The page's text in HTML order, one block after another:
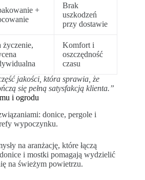
+
Brak
uszkodzeń
przy dostawie
życzenie,
Komfort i
oszczędność
czasu
jakości, która sprawia, że
się pełną satysfakcją klienta.”
i ogrodu
donice, pergole i
wypoczynku.
na aranżację, które łączą
i mostki pomagają wydzielić
na świeżym powietrzu.